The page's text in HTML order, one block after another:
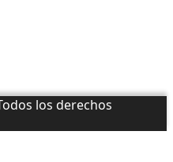
los derechos